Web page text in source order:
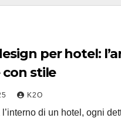
per hotel:
con stile
K2O
di un hotel, ogni